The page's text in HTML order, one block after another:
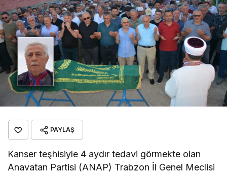
PAYLAŞ
Kanser teşhisiyle 4 aydır tedavi görmekte olan
Anavatan Partisi (ANAP) Trabzon İl Genel Meclisi